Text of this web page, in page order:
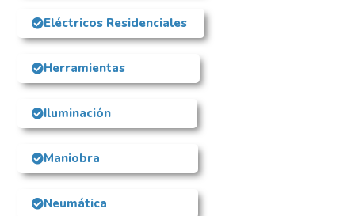
Eléctricos Residenciales
Herramientas
Iluminación
Maniobra
Neumática